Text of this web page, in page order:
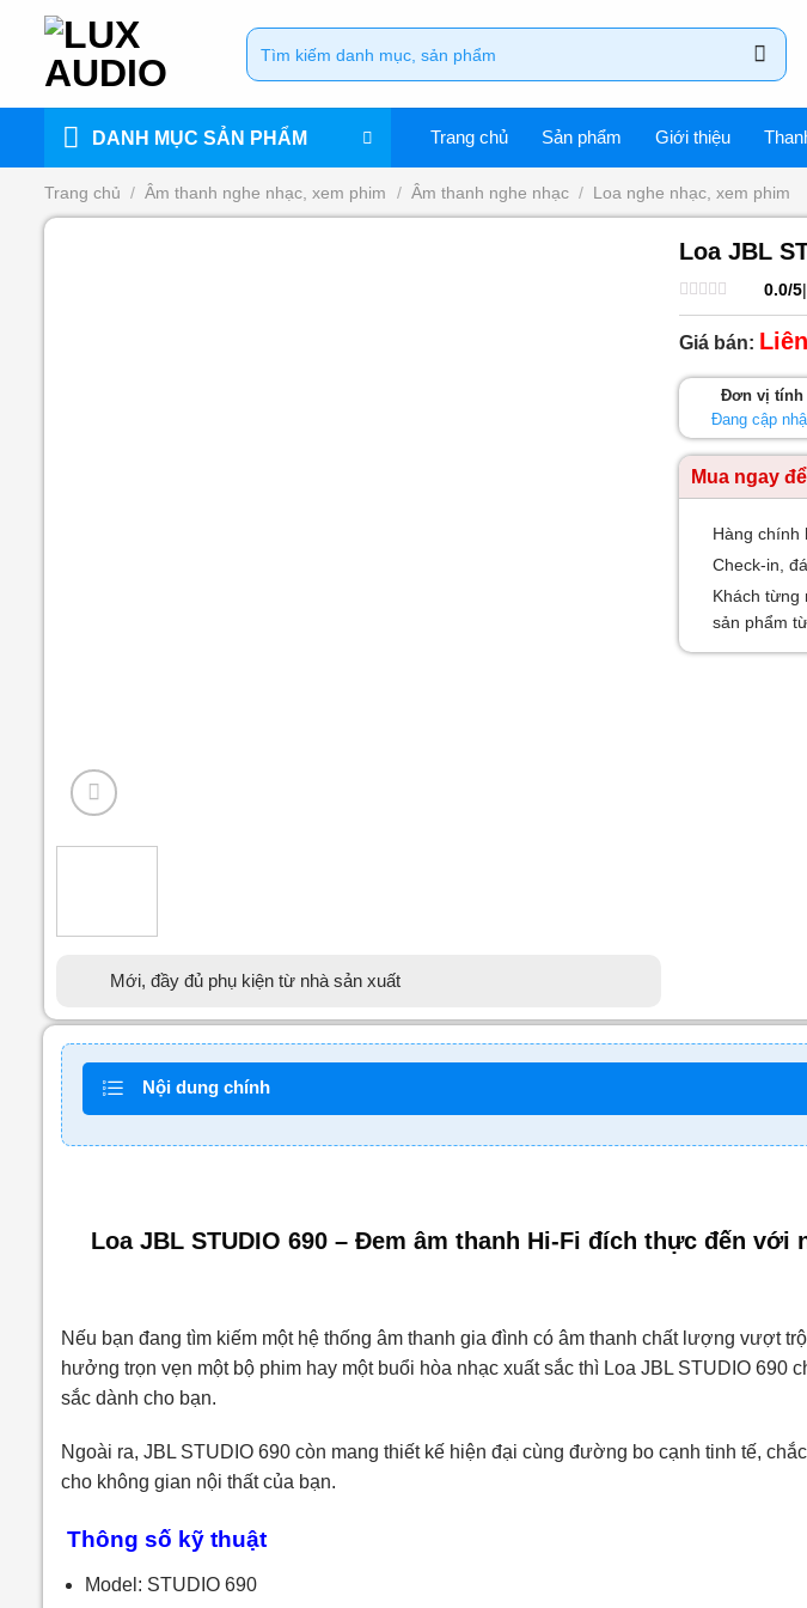
dung
Tìm
kiếm:
DANH MỤC SẢN PHẨM Trang chủ Sản phẩm Giới thiệu
Trang chủ / Âm thanh nghe nhạc, xem phim / Âm thanh nghe nhạc / Loa nghe nhạc, xem phim
Mới, đầy đủ phụ kiện từ nhà sản xuất
Loa JBL
Được
xếp
hạng
5
0.0/5|
Giá bán:
Đơn vị tính
Đang cập
Mua ngay
Hàng chính
Check-in,
Khách từng
sản phẩm
Nội dung chính
Loa JBL STUDIO 690 – Đem âm thanh Hi-Fi đích thực đến với
Nếu bạn đang tìm kiếm một hệ thống âm thanh gia đình có âm thanh chất lượng vượt
hưởng trọn vẹn một bộ phim hay một buổi hòa nhạc xuất sắc thì Loa JBL STUDIO 690
sắc dành cho bạn.
Ngoài ra, JBL STUDIO 690 còn mang thiết kế hiện đại cùng đường bo cạnh tinh tế,
cho không gian nội thất của bạn.
Thông số kỹ thuật
Model: STUDIO 690